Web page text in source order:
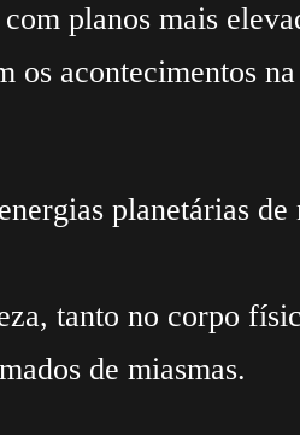
planos mais
acontecimentos
planetárias de
tanto no corpo
de miasmas.